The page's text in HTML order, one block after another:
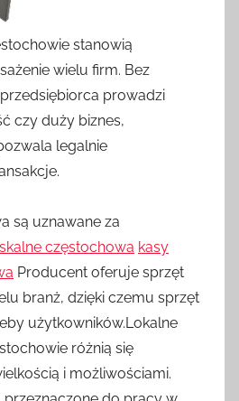
stanowią
wielu firm. Bez
prowadzi
czy duży biznes,
legalnie
są uznawane za
częstochowa kasy
Producent oferuje sprzęt
branż, dzięki czemu sprzęt
użytkowników.Lokalne
różnią się
i możliwościami.